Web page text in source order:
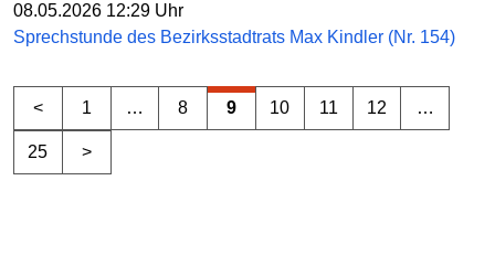
08.05.2026 12:29 Uhr
Sprechstunde des Bezirksstadtrats Max Kindler (Nr. 154)
< 1 … 8 9 10 11 12 …
25 >